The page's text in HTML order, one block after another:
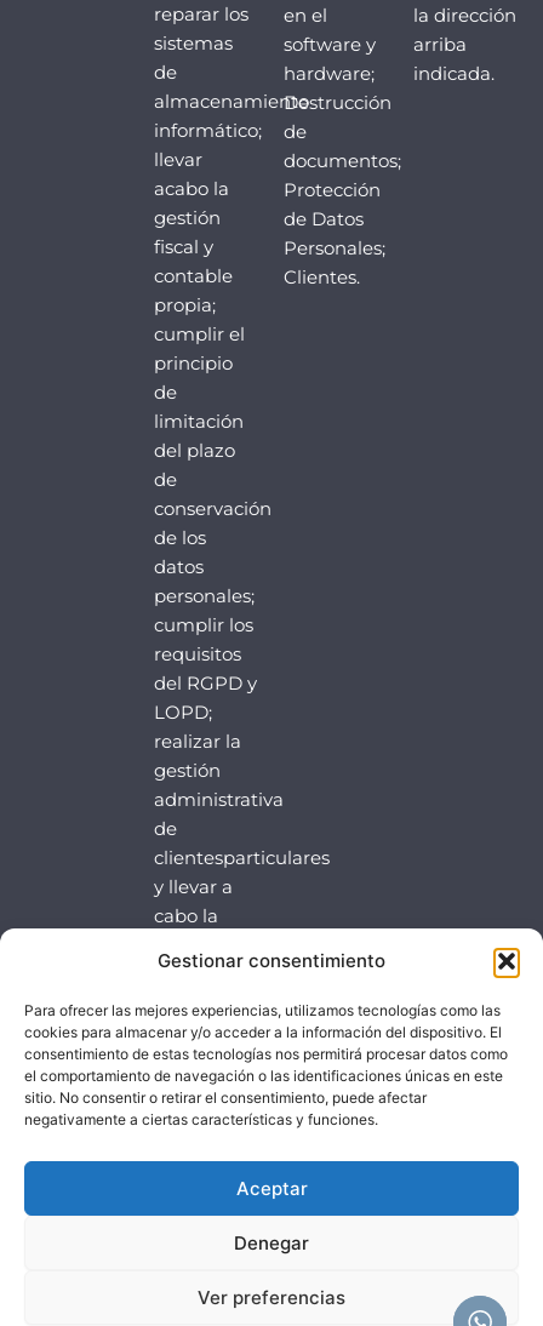
Gestionar consentimiento
Para ofrecer las mejores experiencias, utilizamos tecnologías como las
cookies para almacenar y/o acceder a la información del dispositivo. El
consentimiento de estas tecnologías nos permitirá procesar datos como
el comportamiento de navegación o las identificaciones únicas en este
sitio. No consentir o retirar el consentimiento, puede afectar
negativamente a ciertas características y funciones.
Aceptar
Denegar
Ver preferencias
reparar los
sistemas
de
almacenamiento
informático;
llevar
acabo la
gestión
fiscal y
contable
propia;
cumplir el
principio
de
limitación
del plazo
de
conservación
de los
datos
personales;
cumplir los
requisitos
del RGPD y
LOPD;
realizar la
gestión
administrativa
de
clientesparticulares
y llevar a
cabo la
prestación
del servicio
contratado.
en el
software y
hardware;
Destrucción
de
documentos;
Protección
de Datos
Personales;
Clientes.
la dirección
arriba
indicada.